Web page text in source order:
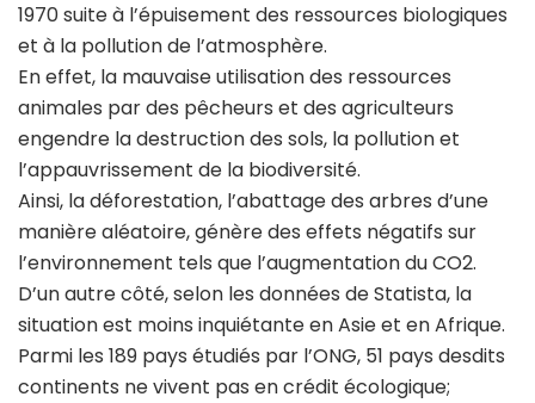
1970 suite à l’épuisement des ressources biologiques
et à la pollution de l’atmosphère.
En effet, la mauvaise utilisation des ressources
animales par des pêcheurs et des agriculteurs
engendre la destruction des sols, la pollution et
l’appauvrissement de la biodiversité.
Ainsi, la déforestation, l’abattage des arbres d’une
manière aléatoire, génère des effets négatifs sur
l’environnement tels que l’augmentation du CO2.
D’un autre côté, selon les données de Statista, la
situation est moins inquiétante en Asie et en Afrique.
Parmi les 189 pays étudiés par l’ONG, 51 pays desdits
continents ne vivent pas en crédit écologique;